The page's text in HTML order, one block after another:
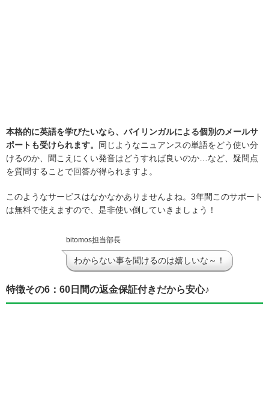
本格的に英語を学びたいなら、バイリンガルによる個別のメールサ
ポートも受けられます。 同じようなニュアンスの単語をどう使い分
けるのか、聞こえにくい発音はどうすれば良いのか…など、疑問点
を質問することで回答が得られますよ。
このようなサービスはなかなかありませんよね。3年間このサポート
は無料で使えますので、是非使い倒していきましょう！
bitomos担当部長
わからない事を聞けるのは嬉しいな～！
特徴その6：60日間の返金保証付きだから安心♪